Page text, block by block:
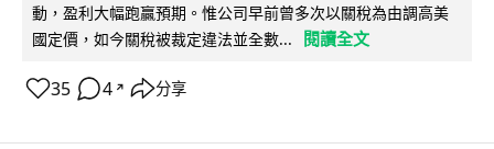
動，盈利大幅跑贏預期。惟公司早前曾多次以關稅為由調高美
國定價，如今關稅被裁定違法並全數...
閱讀全文
35 4 ↗ 分享